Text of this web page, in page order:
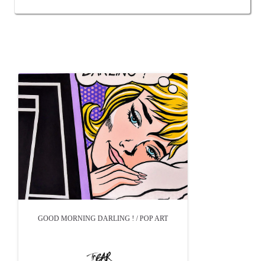
GOOD MORNING DARLING ! / POP ART